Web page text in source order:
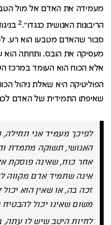
מעמידה את האדם אל מול
הריבונות האנושית כנגדו".2
סבור שהאדם מטבעו הוא רע.
מעסיקה את הובס, ותחתה הוא
אלא הכוח הוא העומד במרכז
הפוליטיקה היא שאלת ניהול הכוח
שאיפתו התמידית של האדם
לפיכך מעמיד אני תחילה,
האנושי, תשוקה מתמדת
אחר כוח, שאינה פוסקת
אינה שתמיד אדם מקווה
זכה בה, או שאין הוא
משום שאינו יכול
לחיות היטב שיש לו עתה,